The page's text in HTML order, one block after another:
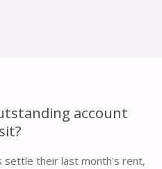
account
settle their last month's rent,